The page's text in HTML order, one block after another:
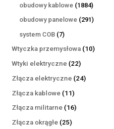
obudowy kablowe 18841884
produkty
obudowy panelowe 291291
system COB 77
produktów
Wtyczka przemysłowa 1010
Wtyki elektryczne 2222
produkty
Złącza elektryczne 2424
Złącza kablowe 1111
produktów
Złącza militarne 1616
Złącza okrągłe 2525